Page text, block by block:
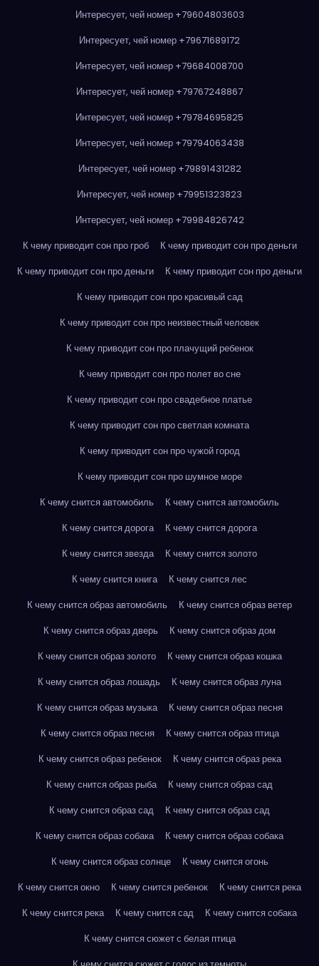
Интересует, чей номер +79604803603
Интересует, чей номер +79671689172
Интересует, чей номер +79684008700
Интересует, чей номер +79767248867
Интересует, чей номер +79784695825
Интересует, чей номер +79794063438
Интересует, чей номер +79891431282
Интересует, чей номер +79951323823
Интересует, чей номер +79984826742
К чему приводит сон про гроб
К чему приводит сон про деньги
К чему приводит сон про деньги
К чему приводит сон про деньги
К чему приводит сон про красивый сад
К чему приводит сон про неизвестный человек
К чему приводит сон про плачущий ребенок
К чему приводит сон про полет во сне
К чему приводит сон про свадебное платье
К чему приводит сон про светлая комната
К чему приводит сон про чужой город
К чему приводит сон про шумное море
К чему снится автомобиль
К чему снится автомобиль
К чему снится дорога
К чему снится дорога
К чему снится звезда
К чему снится золото
К чему снится книга
К чему снится лес
К чему снится образ автомобиль
К чему снится образ ветер
К чему снится образ дверь
К чему снится образ дом
К чему снится образ золото
К чему снится образ кошка
К чему снится образ лошадь
К чему снится образ луна
К чему снится образ музыка
К чему снится образ песня
К чему снится образ песня
К чему снится образ птица
К чему снится образ ребенок
К чему снится образ река
К чему снится образ рыба
К чему снится образ сад
К чему снится образ сад
К чему снится образ сад
К чему снится образ собака
К чему снится образ собака
К чему снится образ солнце
К чему снится огонь
К чему снится окно
К чему снится ребенок
К чему снится река
К чему снится река
К чему снится сад
К чему снится собака
К чему снится сюжет с белая птица